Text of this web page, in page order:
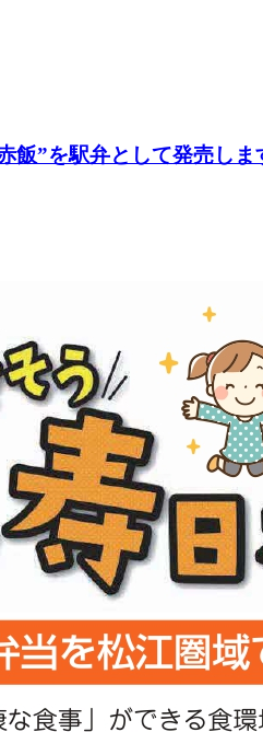
”を駅弁として発売しま